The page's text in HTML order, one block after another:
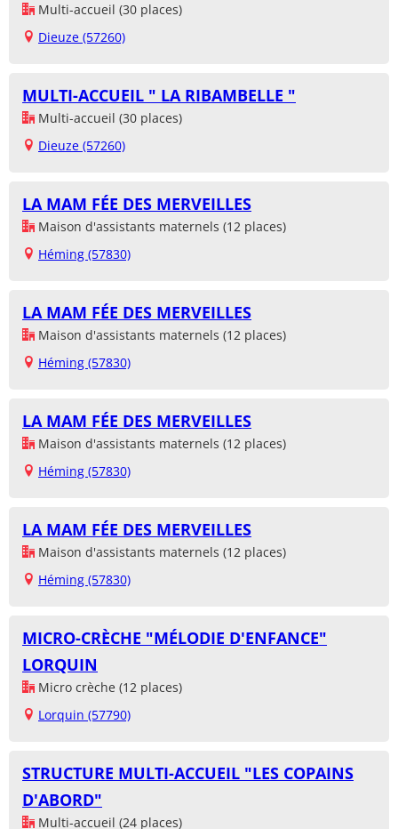
Multi-accueil (30 places)
Dieuze (57260)
MULTI-ACCUEIL " LA RIBAMBELLE "
Multi-accueil (30 places)
Dieuze (57260)
LA MAM FÉE DES MERVEILLES
Maison d'assistants maternels (12 places)
Héming (57830)
LA MAM FÉE DES MERVEILLES
Maison d'assistants maternels (12 places)
Héming (57830)
LA MAM FÉE DES MERVEILLES
Maison d'assistants maternels (12 places)
Héming (57830)
LA MAM FÉE DES MERVEILLES
Maison d'assistants maternels (12 places)
Héming (57830)
MICRO-CRÈCHE "MÉLODIE D'ENFANCE"
LORQUIN
Micro crèche (12 places)
Lorquin (57790)
STRUCTURE MULTI-ACCUEIL "LES COPAINS
D'ABORD"
Multi-accueil (24 places)